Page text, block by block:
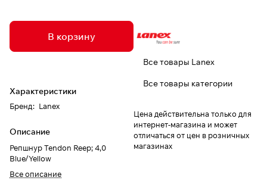
В корзину
Характеристики
Бренд: Lanex
Описание
Репшнур Tendon Reep; 4,0
Blue/Yellow
Все описание
Все товары Lanex
Все товары категории
Цена действительна только для
интернет-магазина и может
отличаться от цен в розничных
магазинах